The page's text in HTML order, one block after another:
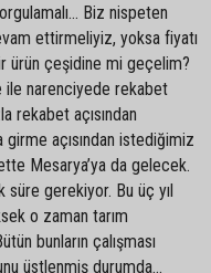
Biz nispeten
ettirmeliyiz, yoksa fiyatı
ürün çeşidine mi geçelim?
ile narenciyede rekabet
rekabet açısından
açısından istediğimiz
Mesarya’ya da gelecek.
süre gerekiyor. Bu üç yıl
o zaman tarım
bunların çalışması
üstlenmiş durumda...